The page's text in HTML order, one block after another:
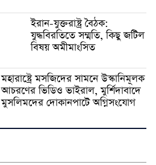
ইরান-যুক্তরাষ্ট্র বৈঠক:
যুদ্ধবিরতিতে সম্মতি, কিছু জটিল
বিষয় অমীমাংসিত
মহারাষ্ট্রে মসজিদের সামনে উস্কানিমূলক
আচরণের ভিডিও ভাইরাল, মুর্শিদাবাদে
মুসলিমদের দোকানপাটে অগ্নিসংযোগ